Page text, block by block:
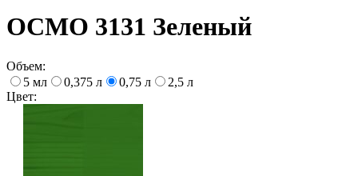
ОСМО 3131 Зеленый
Объем:
5 мл
0,375 л 0,75 л
2,5 л
Цвет: